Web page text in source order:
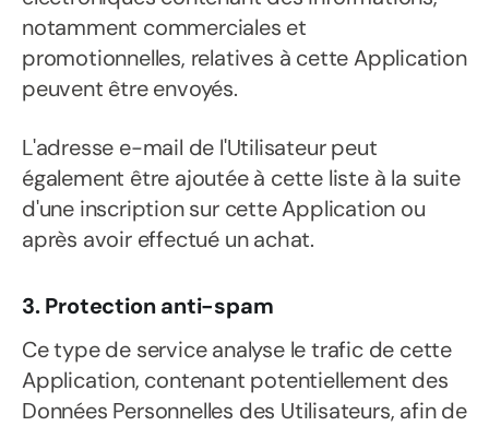
notamment commerciales et
promotionnelles, relatives à cette Application
peuvent être envoyés.
L'adresse e-mail de l'Utilisateur peut
également être ajoutée à cette liste à la suite
d'une inscription sur cette Application ou
après avoir effectué un achat.
3. Protection anti-spam
Ce type de service analyse le trafic de cette
Application, contenant potentiellement des
Données Personnelles des Utilisateurs, afin de